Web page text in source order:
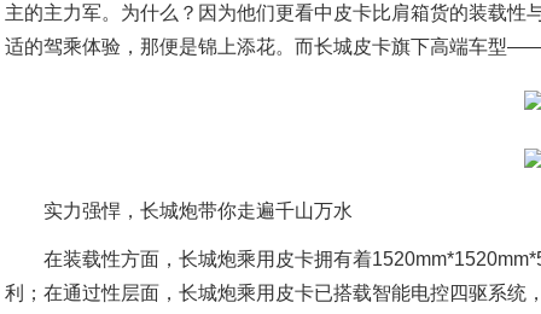
主的主力军。为什么？因为他们更看中皮卡比肩箱货的装载
适的驾乘体验，那便是锦上添花。而长城皮卡旗下高端车型
实力强悍，长城炮带你走遍千山万水
在装载性方面，长城炮乘用皮卡拥有着
利；在通过性层面，长城炮乘用皮卡已搭载智能电控四驱系